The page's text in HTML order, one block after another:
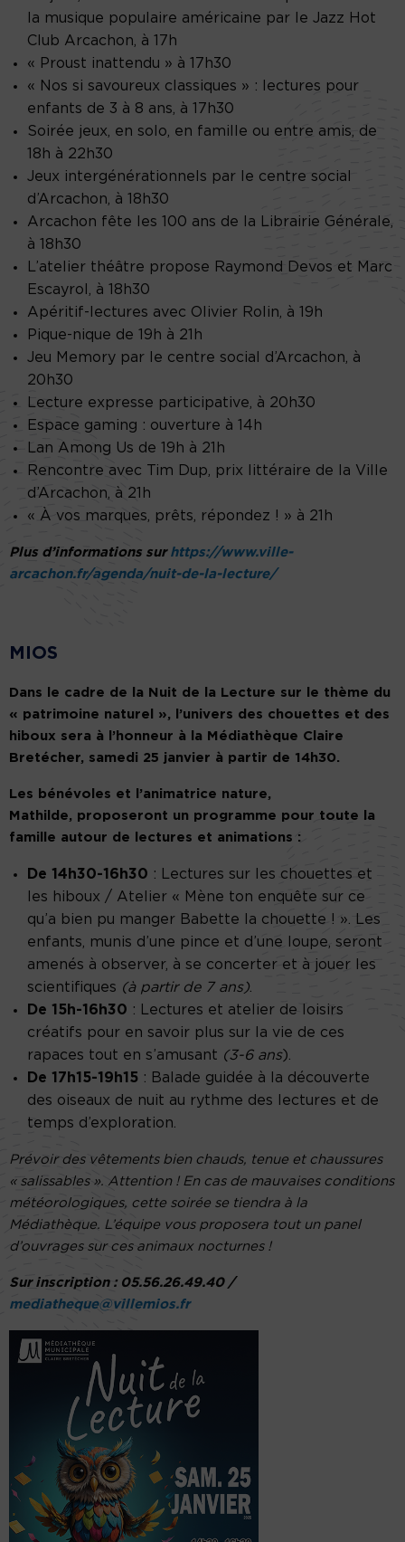
la musique populaire américaine par le Jazz Hot
Club Arcachon, à 17h
« Proust inattendu » à 17h30
« Nos si savoureux classiques » : lectures pour
enfants de 3 à 8 ans, à 17h30
Soirée jeux, en solo, en famille ou entre amis, de
18h à 22h30
Jeux intergénérationnels par le centre social
d’Arcachon, à 18h30
Arcachon fête les 100 ans de la Librairie Générale,
à 18h30
L’atelier théâtre propose Raymond Devos et Marc
Escayrol, à 18h30
Apéritif-lectures avec Olivier Rolin, à 19h
Pique-nique de 19h à 21h
Jeu Memory par le centre social d’Arcachon, à
20h30
Lecture expresse participative, à 20h30
Espace gaming : ouverture à 14h
Lan Among Us de 19h à 21h
Rencontre avec Tim Dup, prix littéraire de la Ville
d’Arcachon, à 21h
« À vos marques, prêts, répondez ! » à 21h
Plus d’informations surhttps://www.ville-
arcachon.fr/agenda/nuit-de-la-lecture/
MIOS
Dans le cadre de la Nuit de la Lecture sur le thème du
« patrimoine naturel », l’univers des chouettes et des
hiboux sera à l’honneur à la Médiathèque Claire
Bretécher, samedi 25 janvier à partir de 14h30.
Les bénévoles et l’animatrice nature,
Mathilde, proposeront un programme pour toute la
famille autour de lectures et animations :
De 14h30-16h30 : Lectures sur les chouettes et
les hiboux / Atelier « Mène ton enquête sur ce
qu’a bien pu manger Babette la chouette ! ». Les
enfants, munis d’une pince et d’une loupe, seront
amenés à observer, à se concerter et à jouer les
scientifiques (à partir de 7 ans)
De 15h-16h30 : Lectures et atelier de loisirs
créatifs pour en savoir plus sur la vie de ces
rapaces tout en s’amusant (3-6 ans).
De 17h15-19h15 : Balade guidée à la découverte
des oiseaux de nuit au rythme des lectures et de
temps d’exploration.
Prévoir des vêtements bien chauds, tenue et chaussures
« salissables ». Attention ! En cas de mauvaises conditions
météorologiques, cette soirée se tiendra à la
Médiathèque. L’équipe vous proposera tout un panel
d’ouvrages sur ces animaux nocturnes !
Sur inscription : 05.56.26.49.40 /
mediatheque@villemios.fr